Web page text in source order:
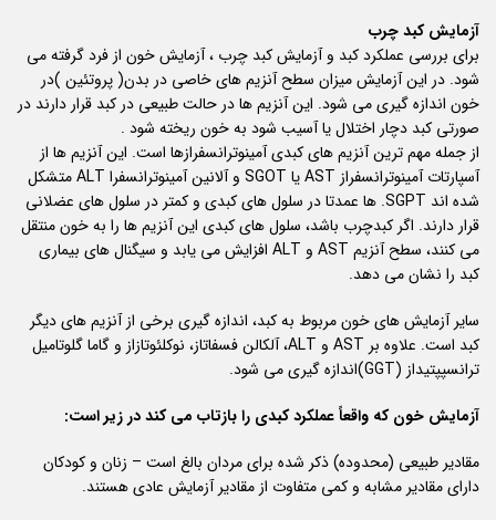
آزمایش کبد چرب
برای بررسی عملکرد کبد و آزمایش کبد چرب ، آزمایش خون از فرد گرفته می
شود. در این آزمایش میزان سطح آنزیم های خاصی در بدن( پروتئین )در
خون اندازه گیری می شود. این آنزیم ها در حالت طبیعی در کبد قرار دارند در
صورتی کبد دچار اختلال یا آسیب شود به خون ریخته شود .
از جمله مهم ترین آنزیم های کبدی آمینوترانسفرازها است. این آنزیم ها از
آسپارتات آمینوترانسفراز AST یا SGOT و آلانین آمینوترانسفرا ALT متشکل
شده اند SGPT. ها عمدتا در سلول های کبدی و کمتر در سلول های عضلانی
قرار دارند. اگر کبدچرب باشد، سلول های کبدی این آنزیم ها را به خون منتقل
می کنند، سطح آنزیم AST و ALT افزایش می یابد و سیگنال های بیماری
کبد را نشان می دهد.
سایر آزمایش های خون مربوط به کبد، اندازه گیری برخی از آنزیم های دیگر
کبد است. علاوه بر AST و ALT، آلکالن فسفاتاز، نوکلئوتازاز و گاما گلوتامیل
ترانسپپتیداز (GGT)اندازه گیری می شود.
آزمایش خون که واقعاً عملکرد کبدی را بازتاب می کند در زیر است:
مقادیر طبیعی (محدوده) ذکر شده برای مردان بالغ است – زنان و کودکان
دارای مقادیر مشابه و کمی متفاوت از مقادیر آزمایش عادی هستند.